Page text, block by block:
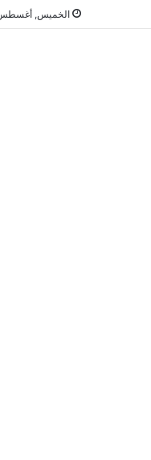
الخميس, أغسطس 6